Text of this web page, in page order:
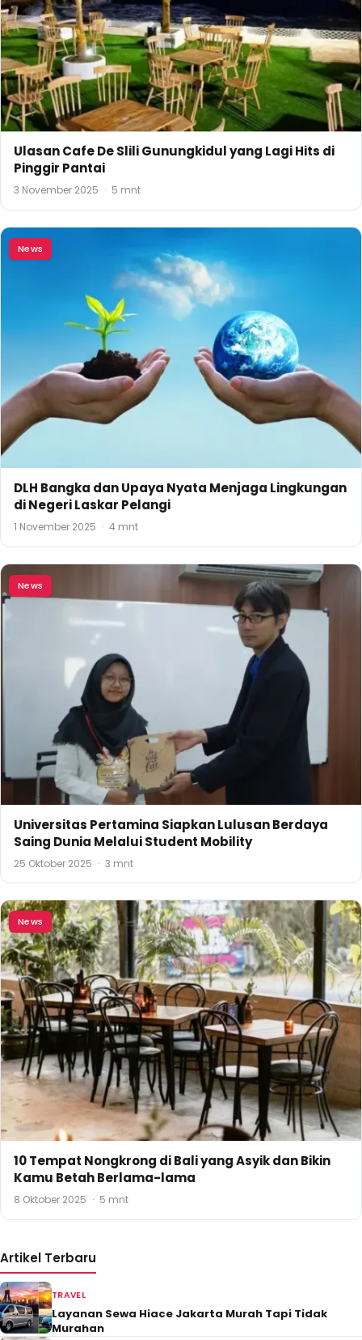
Ulasan Cafe De Slili Gunungkidul yang Lagi Hits di
Pinggir Pantai
3 November 2025 · 5 mnt
News
DLH Bangka dan Upaya Nyata Menjaga Lingkungan
di Negeri Laskar Pelangi
1 November 2025 · 4 mnt
News
Universitas Pertamina Siapkan Lulusan Berdaya
Saing Dunia Melalui Student Mobility
25 Oktober 2025 · 3 mnt
News
10 Tempat Nongkrong di Bali yang Asyik dan Bikin
Kamu Betah Berlama-lama
8 Oktober 2025 · 5 mnt
Artikel Terbaru
TRAVEL
Layanan Sewa Hiace Jakarta Murah Tapi Tidak
Murahan